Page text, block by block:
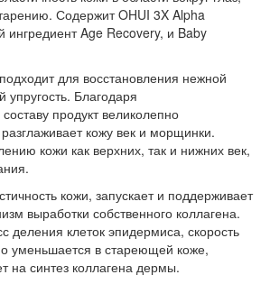
Содержит OHUI 3X Alpha
Age Recovery, и Baby
для восстановления нежной
упругость. Благодаря
продукт великолепно
кожу век и морщинки.
кожи как верхних, так и нижних век,
кожи, запускает и поддерживает
выработки собственного коллагена.
деления клеток эпидермиса, скорость
уменьшается в стареющей коже,
на синтез коллагена дермы.